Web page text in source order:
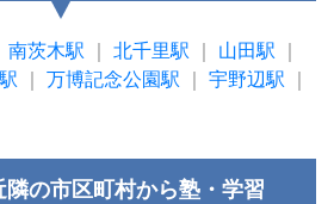
南茨木駅 北千里駅 山田駅
万博記念公園駅 宇野辺駅
隣の市区町村から塾・学習